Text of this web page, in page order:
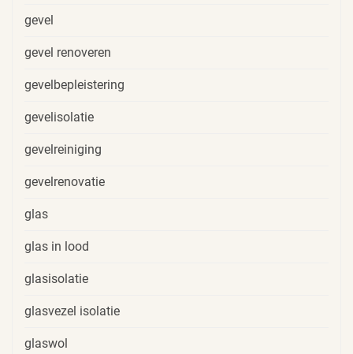
gevel
gevel renoveren
gevelbepleistering
gevelisolatie
gevelreiniging
gevelrenovatie
glas
glas in lood
glasisolatie
glasvezel isolatie
glaswol